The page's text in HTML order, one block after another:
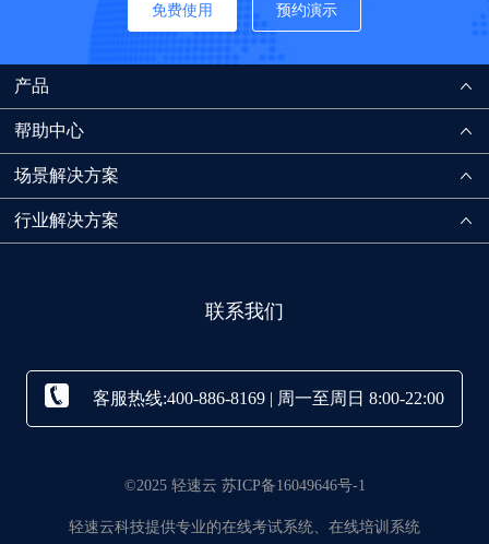
免费使用 预约演示
产品
帮助中心
场景解决方案
行业解决方案
联系我们
客服热线:400-886-8169 | 周一至周日 8:00-22:00
©2025 轻速云 苏ICP备16049646号-1
轻速云科技提供专业的在线考试系统、在线培训系统